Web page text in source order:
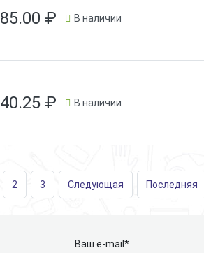
85.00 ₽ В наличии
40.25 ₽ В наличии
2 3 Следующая Последняя
Ваш e-mail*